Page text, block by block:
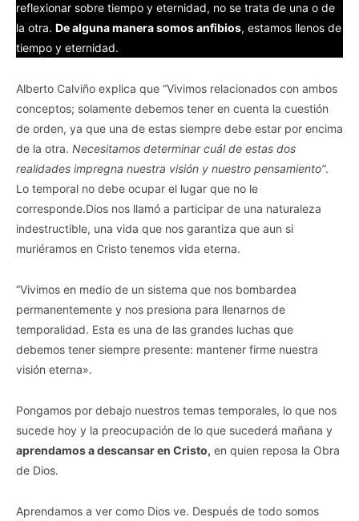
reflexionar sobre tiempo y eternidad, no se trata de una o de
la otra. De alguna manera somos anfibios, estamos llenos de
tiempo y eternidad.
Alberto Calviño explica que “Vivimos relacionados con ambos
conceptos; solamente debemos tener en cuenta la cuestión
de orden, ya que una de estas siempre debe estar por encima
de la otra. Necesitamos determinar cuál de estas dos
realidades impregna nuestra visión y nuestro pensamiento”.
Lo temporal no debe ocupar el lugar que no le
corresponde.Dios nos llamó a participar de una naturaleza
indestructible, una vida que nos garantiza que aun si
muriéramos en Cristo tenemos vida eterna.
“Vivimos en medio de un sistema que nos bombardea
permanentemente y nos presiona para llenarnos de
temporalidad. Esta es una de las grandes luchas que
debemos tener siempre presente: mantener firme nuestra
visión eterna».
Pongamos por debajo nuestros temas temporales, lo que nos
sucede hoy y la preocupación de lo que sucederá mañana y
aprendamos a descansar en Cristo, en quien reposa la Obra
de Dios.
Aprendamos a ver como Dios ve. Después de todo somos